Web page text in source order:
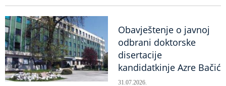
Obavještenje o javnoj
odbrani doktorske
disertacije
kandidatkinje Azre Bačić
31.07.2026.